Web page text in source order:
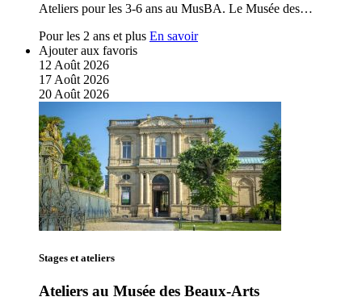
Ateliers pour les 3-6 ans au MusBA. Le Musée des…
Pour les 2 ans et plus En savoir
Ajouter aux favoris
12 Août 2026
17 Août 2026
20 Août 2026
Stages et ateliers
Ateliers au Musée des Beaux-Arts